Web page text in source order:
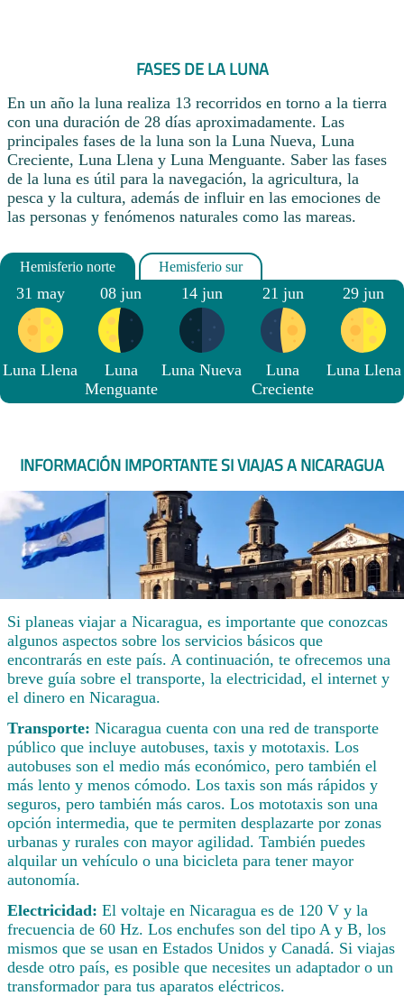
FASES DE LA LUNA
En un año la luna realiza 13 recorridos en torno a la tierra
con una duración de 28 días aproximadamente. Las
principales fases de la luna son la Luna Nueva, Luna
Creciente, Luna Llena y Luna Menguante. Saber las fases
de la luna es útil para la navegación, la agricultura, la
pesca y la cultura, además de influir en las emociones de
las personas y fenómenos naturales como las mareas.
31 may
Luna Llena
08 jun
Luna
Menguante
14 jun
Luna Nueva
21 jun
Luna
Creciente
29 jun
Luna Llena
INFORMACIÓN IMPORTANTE SI VIAJAS A NICARAGUA
Si planeas viajar a Nicaragua, es importante que conozcas
algunos aspectos sobre los servicios básicos que
encontrarás en este país. A continuación, te ofrecemos una
breve guía sobre el transporte, la electricidad, el internet y
el dinero en Nicaragua.
Transporte: Nicaragua cuenta con una red de transporte
público que incluye autobuses, taxis y mototaxis. Los
autobuses son el medio más económico, pero también el
más lento y menos cómodo. Los taxis son más rápidos y
seguros, pero también más caros. Los mototaxis son una
opción intermedia, que te permiten desplazarte por zonas
urbanas y rurales con mayor agilidad. También puedes
alquilar un vehículo o una bicicleta para tener mayor
autonomía.
Electricidad: El voltaje en Nicaragua es de 120 V y la
frecuencia de 60 Hz. Los enchufes son del tipo A y B, los
mismos que se usan en Estados Unidos y Canadá. Si viajas
desde otro país, es posible que necesites un adaptador o un
transformador para tus aparatos eléctricos.